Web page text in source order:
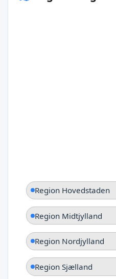
Region Hovedstaden
Region Midtjylland
Region Nordjylland
Region Sjælland